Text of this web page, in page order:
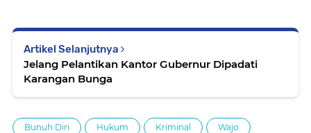
Artikel Selanjutnya
Jelang Pelantikan Kantor Gubernur Dipadati
Karangan Bunga
Bunuh Diri Hukum Kriminal Wajo